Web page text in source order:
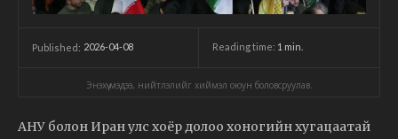
Published: 2026-04-08 Reading time: 1 min.
Энэхүү мэдээ, нийтлэлийг хиймэл оюун боловсруулав.
АНУ болон Иран улс хоёр долоо хоногийн хугацаатай